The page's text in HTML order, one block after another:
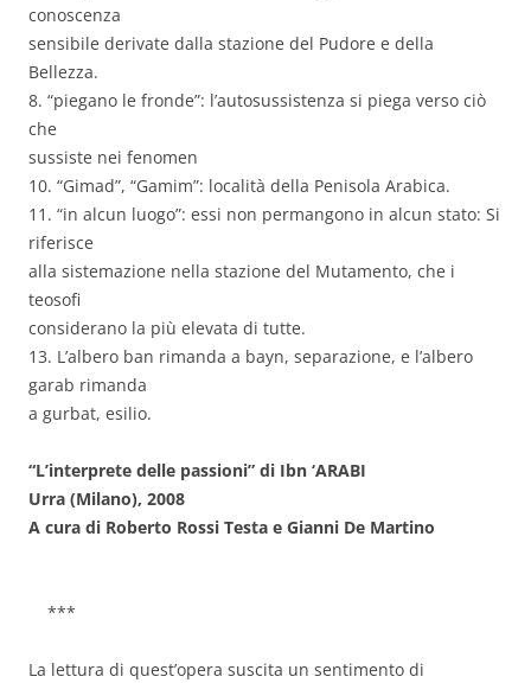
conoscenza
sensibile derivate dalla stazione del Pudore e della
Bellezza.
8. “piegano le fronde”: l’autosussistenza si piega verso ciò
che
sussiste nei fenomen
10. “Gimad”, “Gamim”: località della Penisola Arabica.
11. “in alcun luogo”: essi non permangono in alcun stato: Si
riferisce
alla sistemazione nella stazione del Mutamento, che i
teosofi
considerano la più elevata di tutte.
13. L’albero ban rimanda a bayn, separazione, e l’albero
garab rimanda
a gurbat, esilio.
“L’interprete delle passioni” di Ibn ‘ARABI
Urra (Milano), 2008
A cura di Roberto Rossi Testa e Gianni De Martino
***
La lettura di quest’opera suscita un sentimento di